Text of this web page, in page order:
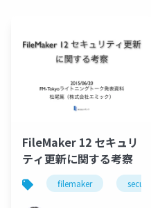
FileMaker 12 セキュリ
ティ更新に関する考察
filemaker security